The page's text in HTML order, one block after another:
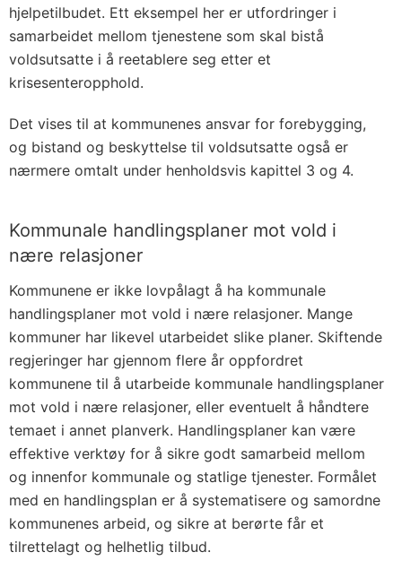
hjelpetilbudet. Ett eksempel her er utfordringer i
samarbeidet mellom tjenestene som skal bistå
voldsutsatte i å reetablere seg etter et
krisesenteropphold.
Det vises til at kommunenes ansvar for forebygging,
og bistand og beskyttelse til voldsutsatte også er
nærmere omtalt under henholdsvis kapittel 3 og 4.
Kommunale handlingsplaner mot vold i
nære relasjoner
Kommunene er ikke lovpålagt å ha kommunale
handlingsplaner mot vold i nære relasjoner. Mange
kommuner har likevel utarbeidet slike planer. Skiftende
regjeringer har gjennom flere år oppfordret
kommunene til å utarbeide kommunale handlingsplaner
mot vold i nære relasjoner, eller eventuelt å håndtere
temaet i annet planverk. Handlingsplaner kan være
effektive verktøy for å sikre godt samarbeid mellom
og innenfor kommunale og statlige tjenester. Formålet
med en handlingsplan er å systematisere og samordne
kommunenes arbeid, og sikre at berørte får et
tilrettelagt og helhetlig tilbud.